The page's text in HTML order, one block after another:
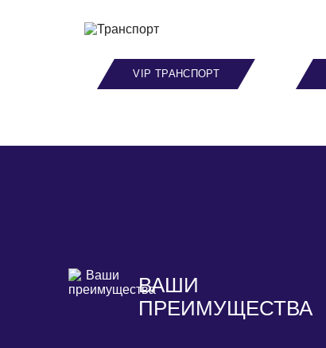
VIP ТРАНСПОРТ
ВАШИ
ПРЕИМУЩЕСТВА